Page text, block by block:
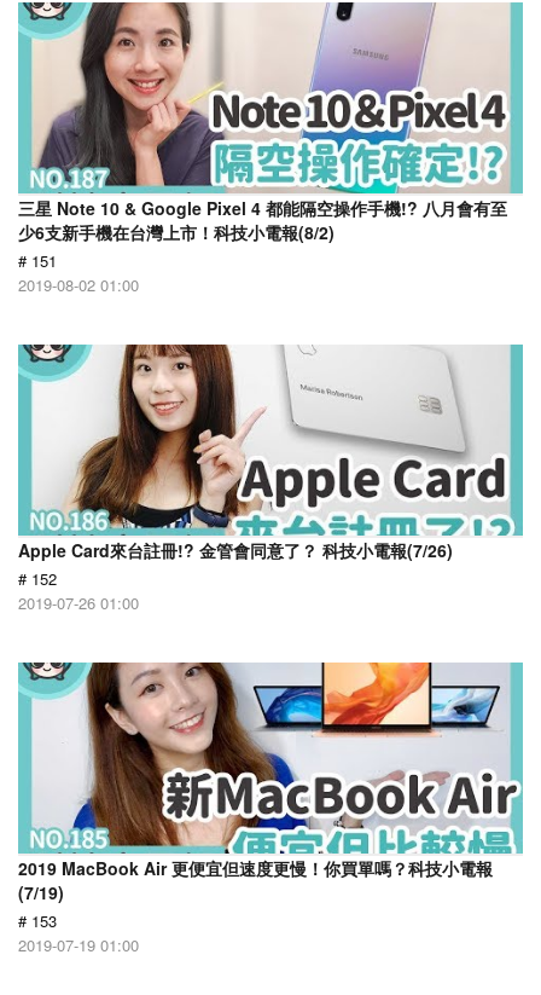
三星 Note 10 & Google Pixel 4 都能隔空操作手機!? 八月會有至
少6支新手機在台灣上市！科技小電報(8/2)
# 151
2019-08-02 01:00
Apple Card來台註冊!? 金管會同意了？ 科技小電報(7/26)
# 152
2019-07-26 01:00
2019 MacBook Air 更便宜但速度更慢！你買單嗎？科技小電報
(7/19)
# 153
2019-07-19 01:00